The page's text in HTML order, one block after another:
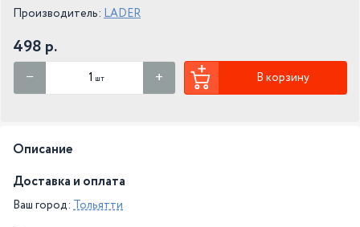
Производитель: LADER
498 р.
шт В корзину
Описание
Доставка и оплата
Ваш город: Тольятти